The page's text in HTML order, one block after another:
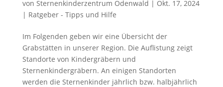
von Sternenkinderzentrum Odenwald | Okt. 17, 2024
| Ratgeber - Tipps und Hilfe
Im Folgenden geben wir eine Übersicht der
Grabstätten in unserer Region. Die Auflistung zeigt
Standorte von Kindergräbern und
Sternenkindergräbern. An einigen Standorten
werden die Sternenkinder jährlich bzw. halbjährlich